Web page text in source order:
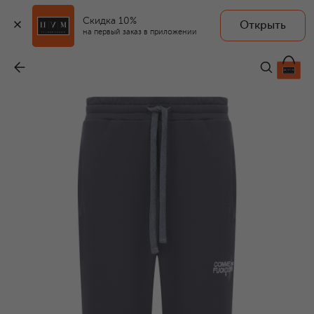
Скидка 10%
на первый заказ в приложении
Открыть
7 245 ₽